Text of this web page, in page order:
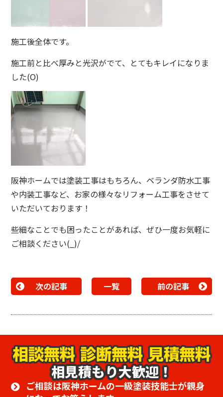
施工後全体です。
施工前と比べ厚みと光沢がでて、とてもキレイになりま
した(O)
阪神ホームでは塗装工事はもちろん、ベランダ防水工事
や内装工事など、お家の様々なリフォーム工事をさせて
いただいております！
些細なことでも困ったことがあれば、ぜひ一度お気軽に
ご相談ください(_)/
次の記事 一覧 前の記事
相見積もり大歓迎！
ご相談は阪神ホームの一級塗装技能士が親身